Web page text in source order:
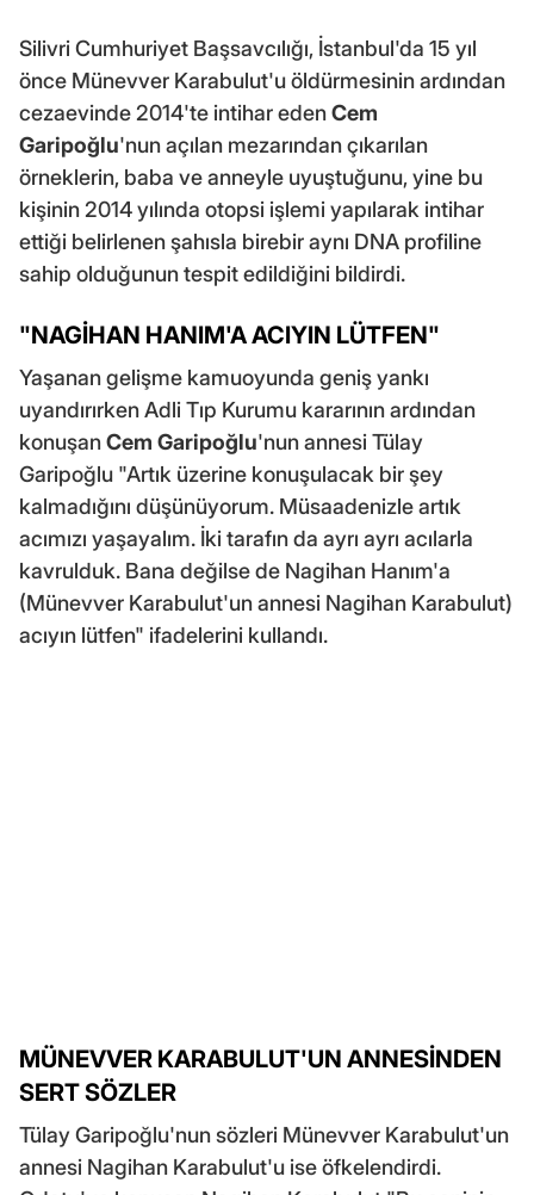
Silivri Cumhuriyet Başsavcılığı, İstanbul'da 15 yıl
önce Münevver Karabulut'u öldürmesinin ardından
cezaevinde 2014'te intihar edenCem
Garipoğlu'nun açılan mezarından çıkarılan
örneklerin, baba ve anneyle uyuştuğunu, yine bu
kişinin 2014 yılında otopsi işlemi yapılarak intihar
ettiği belirlenen şahısla birebir aynı DNA profiline
sahip olduğunun tespit edildiğini bildirdi.
"NAGİHAN HANIM'A ACIYIN LÜTFEN"
Yaşanan gelişme kamuoyunda geniş yankı
uyandırırken Adli Tıp Kurumu kararının ardından
konuşanCem Garipoğlu'nun annesi Tülay
Garipoğlu "Artık üzerine konuşulacak bir şey
kalmadığını düşünüyorum. Müsaadenizle artık
acımızı yaşayalım. İki tarafın da ayrı ayrı acılarla
kavrulduk. Bana değilse de Nagihan Hanım'a
(Münevver Karabulut'un annesi Nagihan Karabulut)
acıyın lütfen" ifadelerini kullandı.
MÜNEVVER KARABULUT'UN ANNESİNDEN
SERT SÖZLER
Tülay Garipoğlu'nun sözleri Münevver Karabulut'un
annesi Nagihan Karabulut'u ise öfkelendirdi.